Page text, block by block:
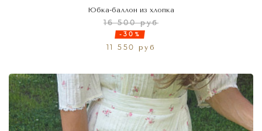
Юбка-баллон из хлопка
16 500 руб
-30%
11 550 руб